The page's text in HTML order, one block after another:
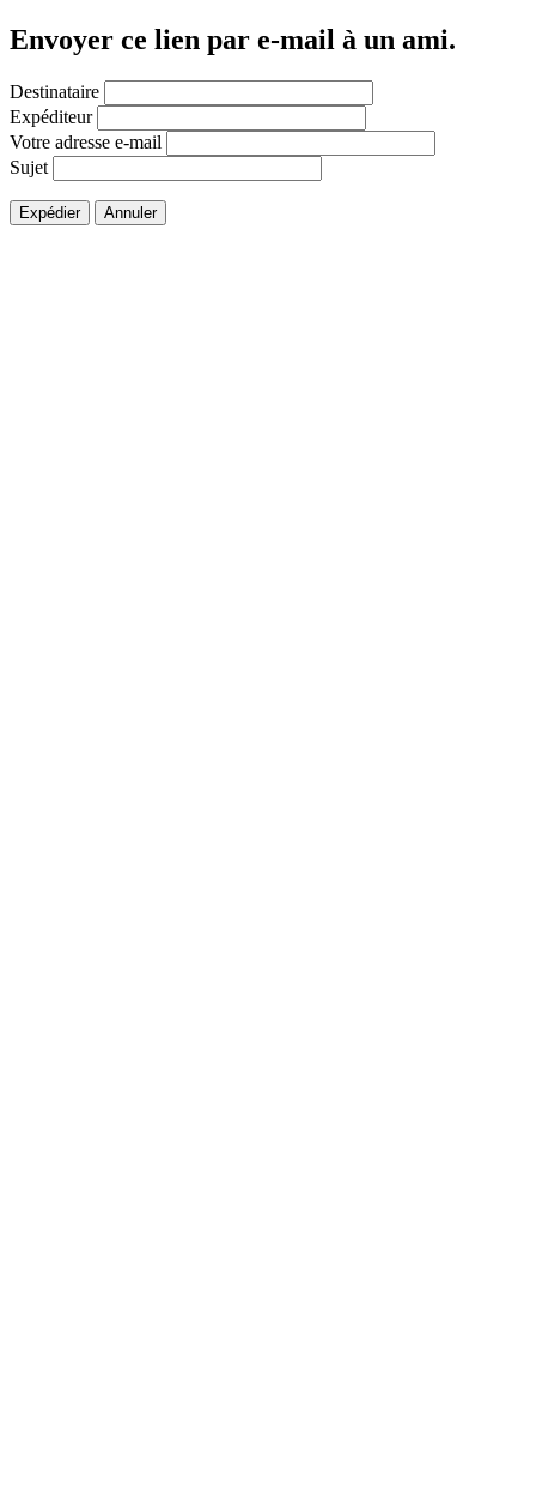
Envoyer ce lien par e-mail à un ami.
Destinataire
Expéditeur
Votre adresse e-mail
Sujet
Expédier Annuler